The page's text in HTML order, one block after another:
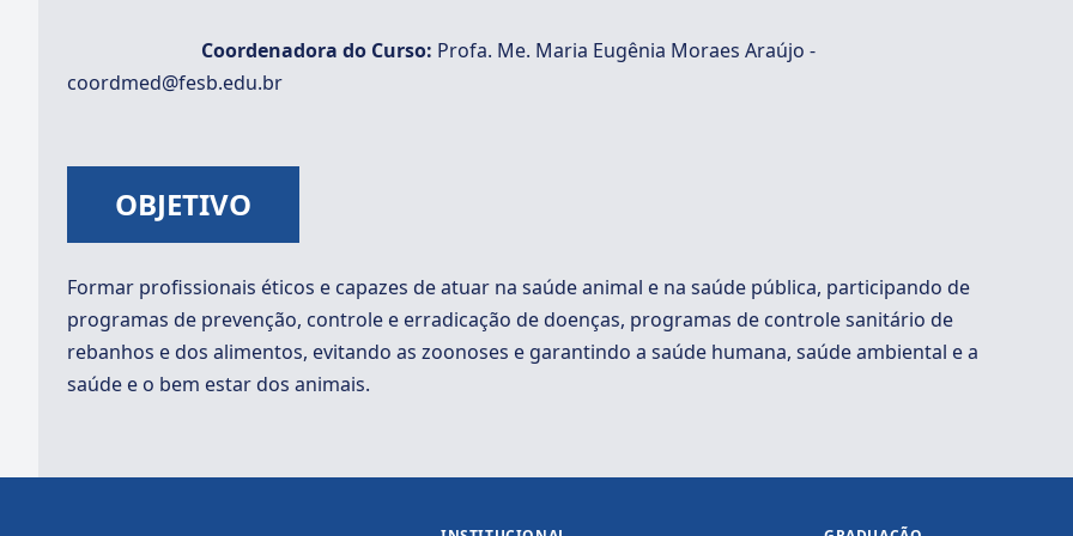
Coordenadora do Curso: Profa. Me. Maria Eugênia Moraes Araújo -
coordmed@fesb.edu.br
OBJETIVO
Formar profissionais éticos e capazes de atuar na saúde animal e na saúde pública, participando de
programas de prevenção, controle e erradicação de doenças, programas de controle sanitário de
rebanhos e dos alimentos, evitando as zoonoses e garantindo a saúde humana, saúde ambiental e a
saúde e o bem estar dos animais.